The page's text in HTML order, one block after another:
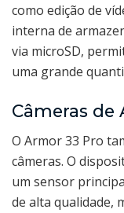
como edição de
interna de
via microSD,
uma grande
Câmeras de
O Armor 33 Pro
câmeras. O
um sensor
de alta qualidade,